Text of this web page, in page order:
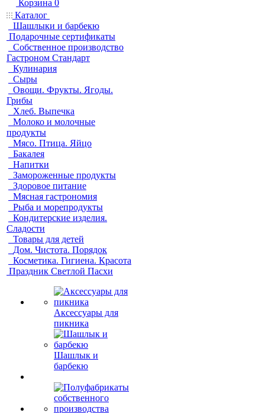
Корзина 0
Каталог
Шашлыки и барбекю
Подарочные сертификаты
Собственное производство
Гастроном Стандарт
Кулинария
Сыры
Овощи. Фрукты. Ягоды.
Грибы
Хлеб. Выпечка
Молоко и молочные
продукты
Мясо. Птица. Яйцо
Бакалея
Напитки
Замороженные продукты
Здоровое питание
Мясная гастрономия
Рыба и морепродукты
Кондитерские изделия.
Сладости
Товары для детей
Дом. Чистота. Порядок
Косметика. Гигиена. Красота
Праздник Светлой Пасхи
Аксессуары для
пикника
Шашлык и
барбекю